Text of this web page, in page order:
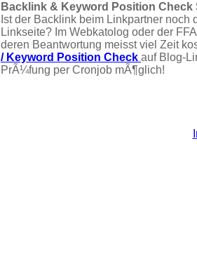
Backlink & Keyword Position
Ist der Backlink beim Linkpartner noch
Linkseite? Im Webkatolog oder der
deren Beantwortung meisst viel Zeit
/ Keyword Position Check auf Blog-
PrÃ¼fung per Cronjob mÃ¶glich!